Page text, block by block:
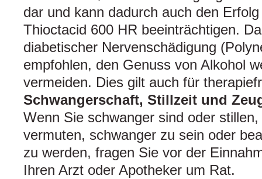
dar und kann dadurch auch den
Thioctacid 600 HR beeinträchtigen.
diabetischer Nervenschädigung
empfohlen, den Genuss von Alkohol
vermeiden. Dies gilt auch für
Schwangerschaft, Stillzeit und
Wenn Sie schwanger sind oder
vermuten, schwanger zu sein oder
zu werden, fragen Sie vor der
Ihren Arzt oder Apotheker um Rat.